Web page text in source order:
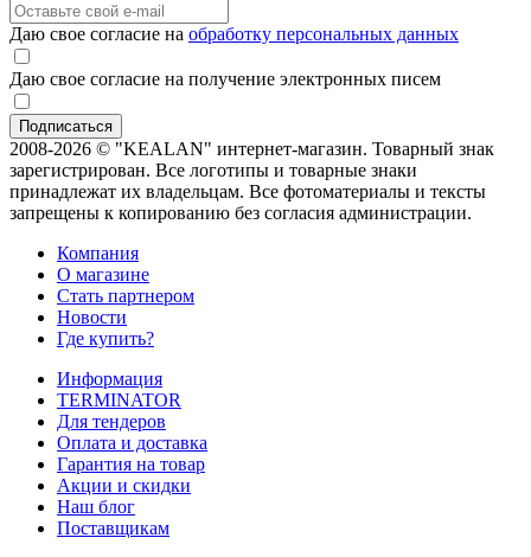
Даю свое согласие на обработку персональных данных
Даю свое согласие на получение электронных писем
2008-2026 © "KEALAN" интернет-магазин. Товарный знак
зарегистрирован. Все логотипы и товарные знаки
принадлежат их владельцам. Все фотоматериалы и тексты
запрещены к копированию без согласия администрации.
Компания
О магазине
Стать партнером
Новости
Где купить?
Информация
TERMINATOR
Для тендеров
Оплата и доставка
Гарантия на товар
Акции и скидки
Наш блог
Поставщикам